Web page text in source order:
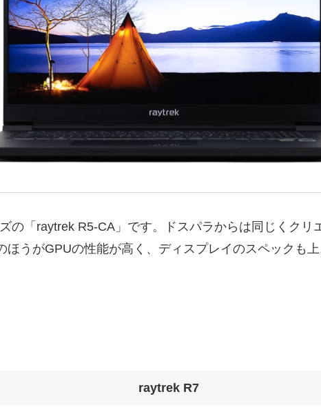
の「raytrek R5-CA」です。ドスパラからは同じくクリ
うがGPUの性能が高く、ディスプレイのスペックも
raytrek R7